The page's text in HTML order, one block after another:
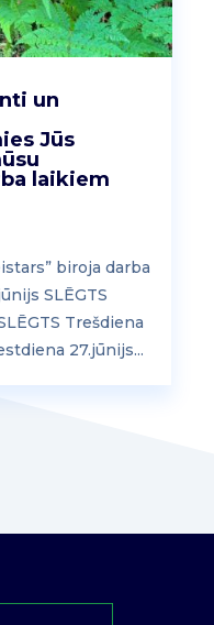
un
Jūs
laikiem
biroja darba
SLĒGTS
Trešdiena
27.jūnijs...